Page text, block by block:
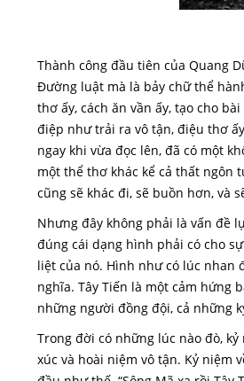
Thành công đầu tiên của Quang
Đường luật mà là bảy chữ thể
thơ ấy, cách ăn vần ấy, tạo cho
điệp như trải ra vô tận, điệu thơ
ngay khi vừa đọc lên, đã có một
một thể thơ khác kể cả thất ngôn
cũng sẽ khác đi, sẽ buồn hơn, và
Nhưng đây không phải là vấn đề
đúng cái dạng hình phải có cho
liệt của nó. Hình như có lúc nhan
nghĩa. Tây Tiến là một cảm hứng
những người đồng đội, cả những
Trong đời có những lúc nào đò,
xúc và hoài niệm vô tận. Kỷ niệm